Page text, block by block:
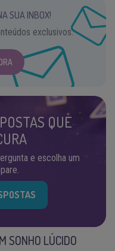
SUA INBOX!
exclusivos.
QUE
e escolha um
SONHO LÚCIDO